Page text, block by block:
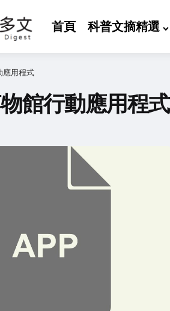
首頁 科普文摘精選
應用程式
館行動應用程式